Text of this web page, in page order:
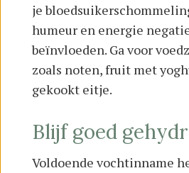
je
humeur en energie
beïnvloeden. Ga voor
zoals noten, fruit met
gekookt eitje.
Blijf goed
Voldoende vochtinname